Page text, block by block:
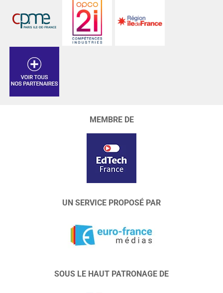
MEMBRE DE
UN SERVICE PROPOSÉ PAR
SOUS LE HAUT PATRONAGE DE